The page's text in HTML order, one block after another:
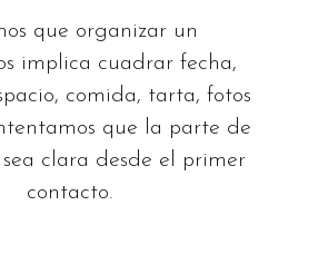
que organizar un
implica cuadrar fecha,
comida, tarta, fotos
que la parte de
clara desde el primer
contacto.